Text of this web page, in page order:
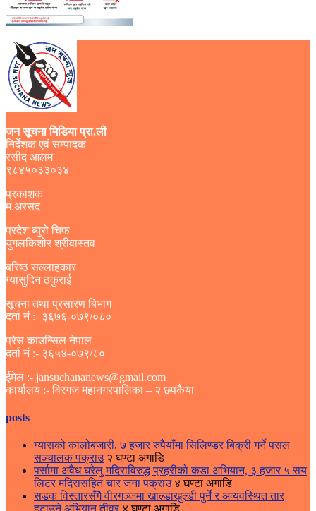
जन सूचना मिडिया प्रा.ली
निर्देशक एवं सम्पादक
रसीद आलम
९८४५०३३०३४
प्रकाशक
म.अरसद
प्रदेश ब्युरो चिफ
युगलकिशोर श्रीवास्तव
बरिष्ठ सल्लाहकार
ग्यासुदिन ठकुराई
सूचना तथा प्रसारण बिभाग
दर्ता नं :- ३६७६-०७९/०८०
प्रेस काउन्सिल नेपाल
दर्ता नं :- ३६५४-०७९/८०
ईमेल :- jansuchananews@gmail.com
कार्यालय :- विरगज महानगरपालिका – २ छपकैया
posts
ग्यासको कालोबजारी, ७ हजार रुपैयाँमा सिलिण्डर बिक्री गर्ने पसल
सञ्चालक पक्राउ २ घण्टा अगाडि
पर्सामा अवैध घरेलु मदिराविरुद्ध प्रहरीको कडा अभियान, ३ हजार ५ सय
लिटर मदिरासहित चार जना पक्राउ ४ घण्टा अगाडि
सडक विस्तारसँगै वीरगञ्जमा खाल्डाखुल्डी पुर्ने र अव्यवस्थित तार